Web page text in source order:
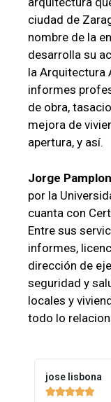
ciudad de
nombre de la
desarrolla su
la Arquitectura
informes
de obra,
mejora de
apertura, y así.
Jorge
por la
cuanta con
Entre sus
informes,
dirección de
seguridad y
locales y
todo lo
jose lisbona
